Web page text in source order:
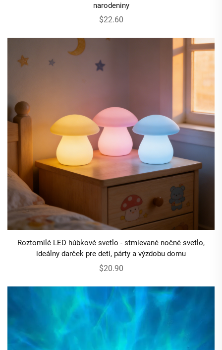
narodeniny
$22.60
Roztomilé LED húbkové svetlo - stmievané nočné svetlo,
ideálny darček pre deti, párty a výzdobu domu
$20.90